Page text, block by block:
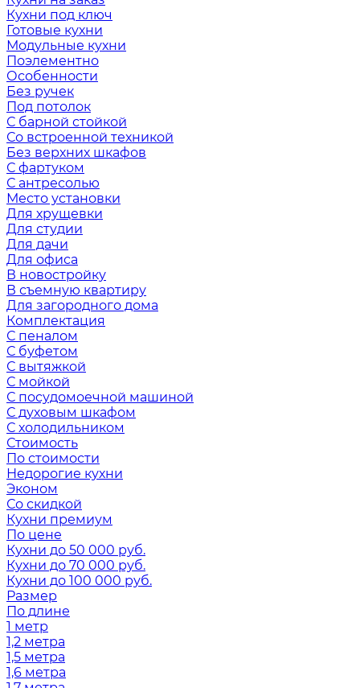
Кухни под ключ
Готовые кухни
Модульные кухни
Поэлементно
Особенности
Без ручек
Под потолок
С барной стойкой
Со встроенной техникой
Без верхних шкафов
С фартуком
С антресолью
Место установки
Для хрущевки
Для студии
Для дачи
Для офиса
В новостройку
В съемную квартиру
Для загородного дома
Комплектация
С пеналом
С буфетом
С вытяжкой
С мойкой
С посудомоечной машиной
С духовым шкафом
С холодильником
Стоимость
По стоимости
Недорогие кухни
Эконом
Со скидкой
Кухни премиум
По цене
Кухни до 50 000 руб.
Кухни до 70 000 руб.
Кухни до 100 000 руб.
Размер
По длине
1 метр
1,2 метра
1,5 метра
1,6 метра